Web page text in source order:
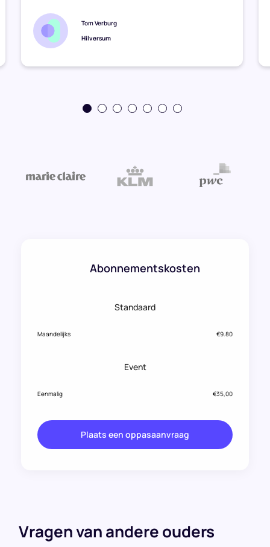
Tom Verburg
Hilversum
Abonnementskosten
Standaard
Maandelijks €9.80
Event
Eenmalig €35,00
Plaats een oppasaanvraag
Vragen van andere ouders